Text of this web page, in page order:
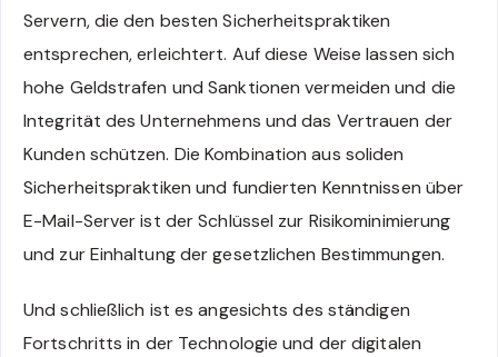
Servern, die den besten Sicherheitspraktiken
entsprechen, erleichtert. Auf diese Weise lassen sich
hohe Geldstrafen und Sanktionen vermeiden und die
Integrität des Unternehmens und das Vertrauen der
Kunden schützen. Die Kombination aus soliden
Sicherheitspraktiken und fundierten Kenntnissen über
E-Mail-Server ist der Schlüssel zur Risikominimierung
und zur Einhaltung der gesetzlichen Bestimmungen.
Und schließlich ist es angesichts des ständigen
Fortschritts in der Technologie und der digitalen